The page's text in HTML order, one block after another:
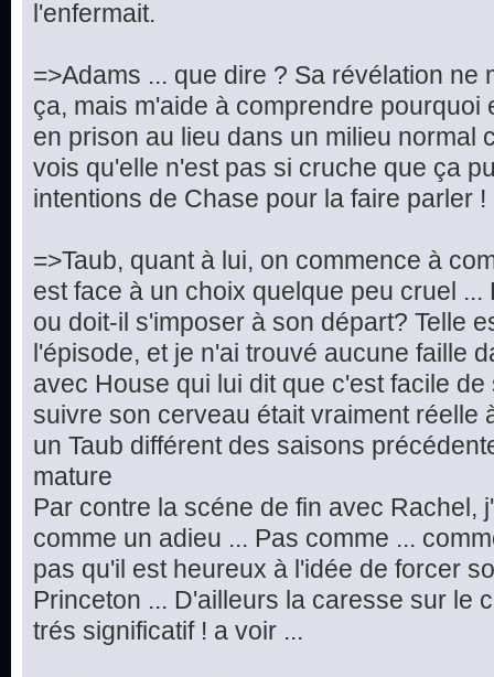
l'enfermait.
=>Adams ... que dire ? Sa révélation ne
ça, mais m'aide à comprendre
en prison au lieu dans un milieu normal
vois qu'elle n'est pas si cruche que ça
intentions de Chase pour la faire parler !
=>Taub, quant à lui, on commence à
est face à un choix quelque peu cruel
ou doit-il s'imposer à son départ? Telle
l'épisode, et je n'ai trouvé aucune faille
avec House qui lui dit que c'est facile
suivre son cerveau était vraiment réelle
un Taub différent des saisons
mature
Par contre la scéne de fin avec Rachel,
comme un adieu ... Pas comme ...
pas qu'il est heureux à l'idée de forcer
Princeton ... D'ailleurs la caresse sur le
trés significatif ! a voir ...